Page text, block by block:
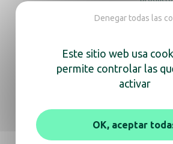
Documentación
Ficha técnica
Archicad
Este sitio web usa
permite controlar las
activar
OK, aceptar
Denegar todas las